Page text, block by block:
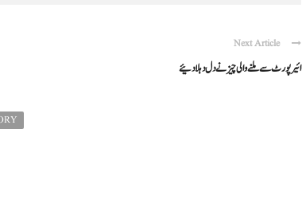
Next Article
ائیرپورٹ سے ملنے والی چیز نے دل دہلا دئیے